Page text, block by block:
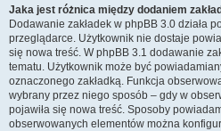
Jaka jest różnica między dodaniem
Dodawanie zakładek w phpBB 3.0 działa
przeglądarce. Użytkownik nie dostaje
się nowa treść. W phpBB 3.1 dodawanie
tematu. Użytkownik może być
oznaczonego zakładką. Funkcja
wybrany przez niego sposób – gdy w
pojawiła się nowa treść. Sposoby
obserwowanych elementów można